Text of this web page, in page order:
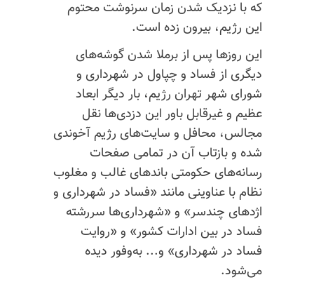
که با نزدیک شدن زمان سرنوشت محتوم
این رژیم، بیرون زده است.
این روزها پس از برملا شدن گوشه‌های
دیگری از فساد و چپاول در شهرداری و
شورای شهر تهران رژیم، بار دیگر ابعاد
عظیم و غیرقابل باور این دزدی‌ها نقل
مجالس، محافل و سایت‌های رژیم آخوندی
شده و بازتاب آن در تمامی صفحات
رسانه‌های حکومتی باندهای غالب و مغلوب
نظام با عناوینی مانند «فساد در شهرداری و
اژدهای چندسر» و «شهرداری‌ها سررشته
فساد در بین ادارات کشور» و «روایت
فساد در شهرداری» و... به‌وفور دیده
می‌شود.